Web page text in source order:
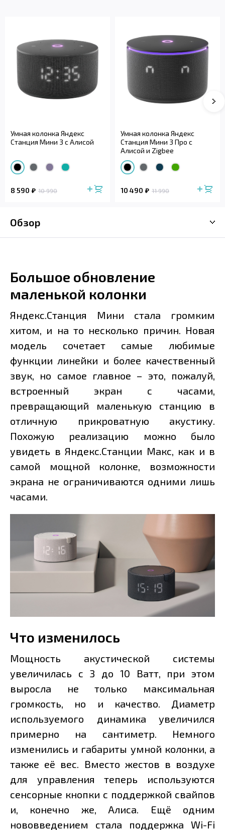
Умная колонка Яндекс
Станция Мини 3 с Алисой
8 590 10 990
Умная колонка Яндекс
Станция Мини 3 Про с
Алисой и Zigbee
10 490 11 990
Обзор
Большое обновление
маленькой колонки
Яндекс.Станция Мини стала громким
хитом, и на то несколько причин. Новая
модель сочетает самые любимые
функции линейки и более качественный
звук, но самое главное – это, пожалуй,
встроенный экран с часами,
превращающий маленькую станцию в
отличную прикроватную акустику.
Похожую реализацию можно было
увидеть в Яндекс.Станции Макс, как и в
самой мощной колонке, возможности
экрана не ограничиваются одними лишь
часами.
Что изменилось
Мощность акустической системы
увеличилась с 3 до 10 Ватт, при этом
выросла не только максимальная
громкость, но и качество. Диаметр
используемого динамика увеличился
примерно на сантиметр. Немного
изменились и габариты умной колонки, а
также её вес. Вместо жестов в воздухе
для управления теперь используются
сенсорные кнопки с поддержкой свайпов
и, конечно же, Алиса. Ещё одним
нововведением стала поддержка Wi-Fi